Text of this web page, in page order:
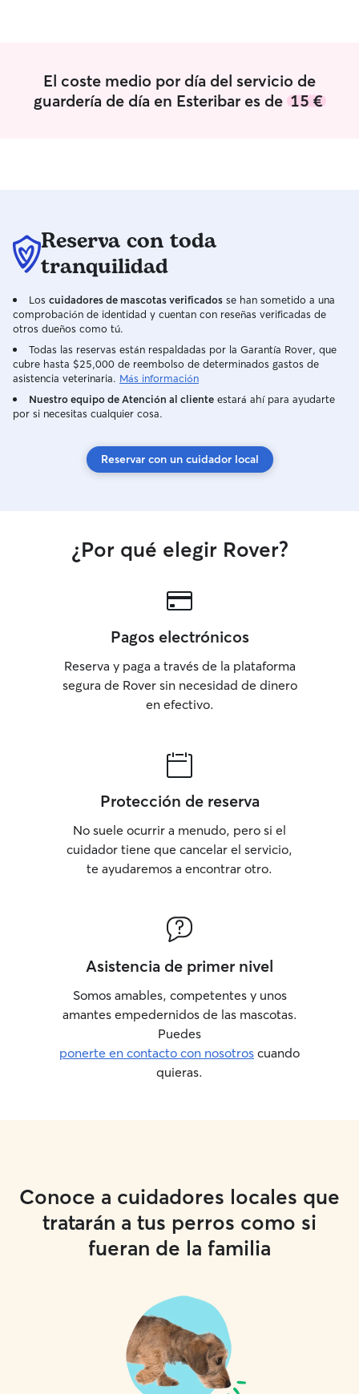
del mismo
mediano-
necesitar para
al río, etc...
posible. . Actualmente dispongo de
mucho tiempo
diarias. Me
tuyo en paseos
disfrutar de
El coste medio por día del servicio de
guardería de día en Esteribar es de 15 €
Reserva con toda
tranquilidad
Los cuidadores de mascotas verificados se han sometido a una
comprobación de identidad y cuentan con reseñas verificadas de
otros dueños como tú.
Todas las reservas están respaldadas por la Garantía Rover, que
cubre hasta $25,000 de reembolso de determinados gastos de
asistencia veterinaria. Más información
Nuestro equipo de Atención al cliente estará ahí para ayudarte
por si necesitas cualquier cosa.
Reservar con un cuidador local
¿Por qué elegir Rover?
Pagos electrónicos
Reserva y paga a través de la plataforma
segura de Rover sin necesidad de dinero
en efectivo.
Protección de reserva
No suele ocurrir a menudo, pero si el
cuidador tiene que cancelar el servicio,
te ayudaremos a encontrar otro.
Asistencia de primer nivel
Somos amables, competentes y unos
amantes empedernidos de las mascotas.
Puedes
ponerte en contacto con nosotros cuando
quieras.
Conoce a cuidadores locales que
tratarán a tus perros como si
fueran de la familia